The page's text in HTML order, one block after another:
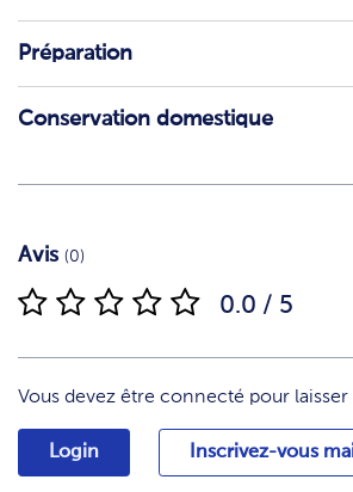
Préparation
Conservation domestique
Avis (0)
0.0 / 5
Vous devez être connecté pour laisser
Login Inscrivez-vous